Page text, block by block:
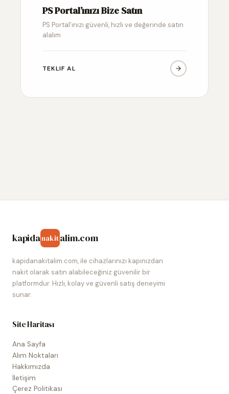
PS Portal’ınızı Bize Satın
PS Portal’ınızı güvenli, hızlı ve değerinde satın
alalım
TEKLIF AL
kapidanakitalim.com
kapidanakitalim.com, ile cihazlarınızı kapınızdan
nakit olarak satın alabileceğiniz güvenilir bir
platformdur. Hızlı, kolay ve güvenli satış deneyimi
sunar.
Site Haritası
Ana Sayfa
Alım Noktaları
Hakkımızda
İletişim
Çerez Politikası